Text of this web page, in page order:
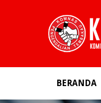
BERANDA